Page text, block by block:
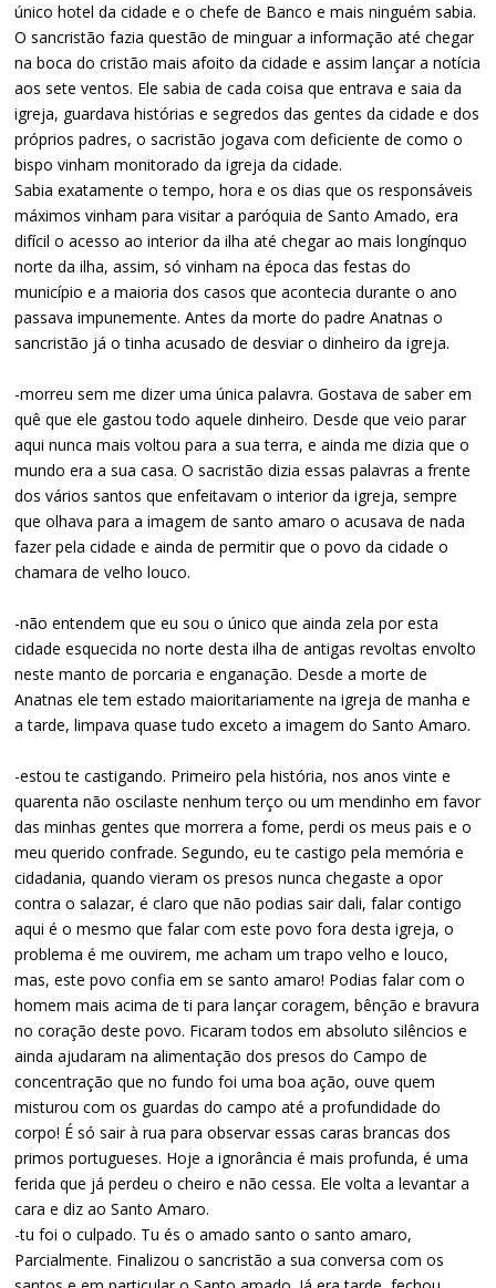
único hotel da cidade e o chefe de Banco e mais ninguém sabia.
O sancristão fazia questão de minguar a informação até chegar
na boca do cristão mais afoito da cidade e assim lançar a notícia
aos sete ventos. Ele sabia de cada coisa que entrava e saia da
igreja, guardava histórias e segredos das gentes da cidade e dos
próprios padres, o sacristão jogava com deficiente de como o
bispo vinham monitorado da igreja da cidade.
Sabia exatamente o tempo, hora e os dias que os responsáveis
máximos vinham para visitar a paróquia de Santo Amado, era
difícil o acesso ao interior da ilha até chegar ao mais longínquo
norte da ilha, assim, só vinham na época das festas do
município e a maioria dos casos que acontecia durante o ano
passava impunemente. Antes da morte do padre Anatnas o
sancristão já o tinha acusado de desviar o dinheiro da igreja.
-morreu sem me dizer uma única palavra. Gostava de saber em
quê que ele gastou todo aquele dinheiro. Desde que veio parar
aqui nunca mais voltou para a sua terra, e ainda me dizia que o
mundo era a sua casa. O sacristão dizia essas palavras a frente
dos vários santos que enfeitavam o interior da igreja, sempre
que olhava para a imagem de santo amaro o acusava de nada
fazer pela cidade e ainda de permitir que o povo da cidade o
chamara de velho louco.
-não entendem que eu sou o único que ainda zela por esta
cidade esquecida no norte desta ilha de antigas revoltas envolto
neste manto de porcaria e enganação. Desde a morte de
Anatnas ele tem estado maioritariamente na igreja de manha e
a tarde, limpava quase tudo exceto a imagem do Santo Amaro.
-estou te castigando. Primeiro pela história, nos anos vinte e
quarenta não oscilaste nenhum terço ou um mendinho em favor
das minhas gentes que morrera a fome, perdi os meus pais e o
meu querido confrade. Segundo, eu te castigo pela memória e
cidadania, quando vieram os presos nunca chegaste a opor
contra o salazar, é claro que não podias sair dali, falar contigo
aqui é o mesmo que falar com este povo fora desta igreja, o
problema é me ouvirem, me acham um trapo velho e louco,
mas, este povo confia em se santo amaro! Podias falar com o
homem mais acima de ti para lançar coragem, bênção e bravura
no coração deste povo. Ficaram todos em absoluto silêncios e
ainda ajudaram na alimentação dos presos do Campo de
concentração que no fundo foi uma boa ação, ouve quem
misturou com os guardas do campo até a profundidade do
corpo! É só sair à rua para observar essas caras brancas dos
primos portugueses. Hoje a ignorância é mais profunda, é uma
ferida que já perdeu o cheiro e não cessa. Ele volta a levantar a
cara e diz ao Santo Amaro.
-tu foi o culpado. Tu és o amado santo o santo amaro,
Parcialmente. Finalizou o sancristão a sua conversa com os